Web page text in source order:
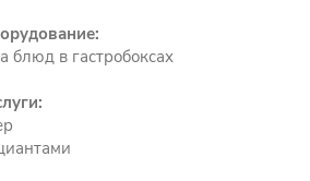
блюд в гастробоксах